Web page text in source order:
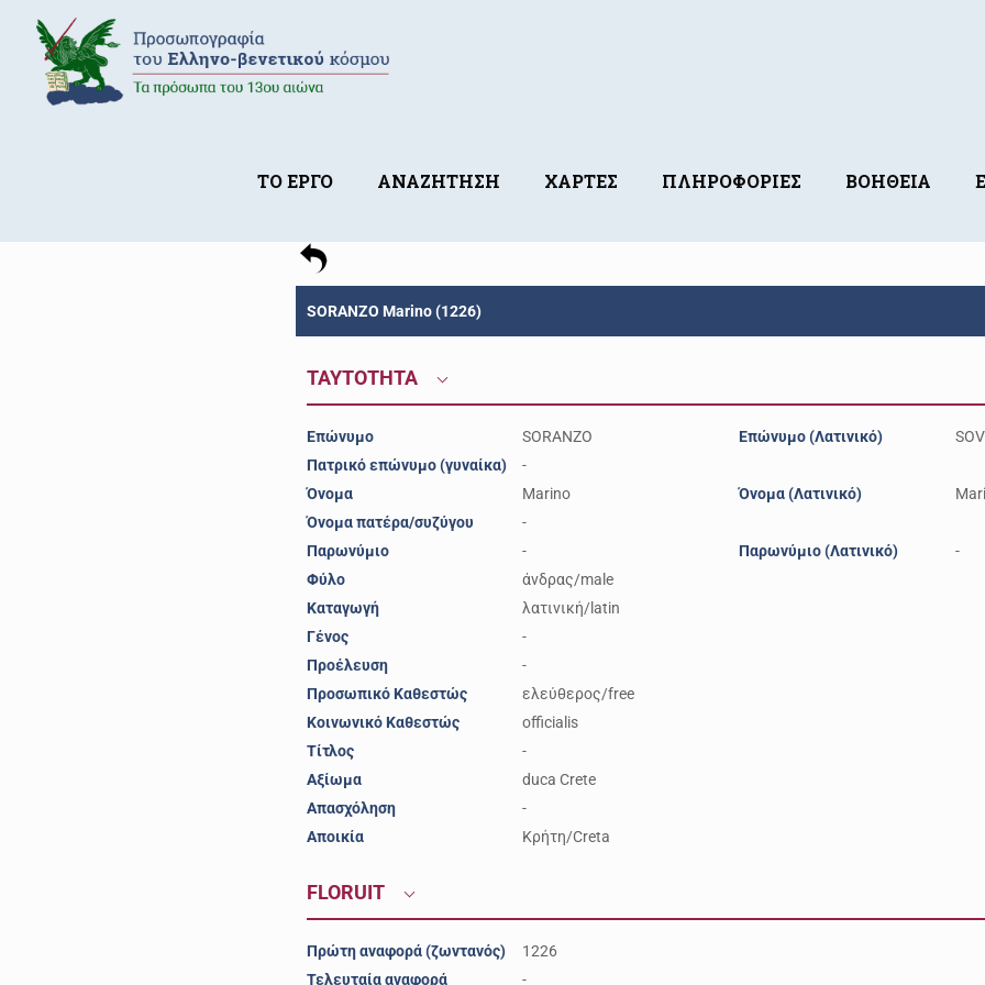
ΤΟ ΕΡΓΟ ΑΝΑΖΗΤΗΣΗ ΧΑΡΤΕΣ ΠΛΗΡΟΦΟΡΙΕΣ ΒΟΗΘΕΙΑ
SORANZO Marino (1226)
ΤΑΥΤΟΤΗΤΑ
Επώνυμο
SORANZO
Πατρικό επώνυμο (γυναίκα)
-
Όνομα
Marino
Όνομα πατέρα/συζύγου
-
Παρωνύμιο
-
Φύλο
άνδρας/male
Καταγωγή
λατινική/latin
Γένος
-
Προέλευση
-
Προσωπικό Καθεστώς
ελεύθερος/free
Κοινωνικό Καθεστώς
officialis
Τίτλος
-
Αξίωμα
duca Crete
Απασχόληση
-
Αποικία
Κρήτη/Creta
Επώνυμο (Λατινικό)
Όνομα (Λατινικό)
Παρωνύμιο (Λατινικό) -
FLORUIT
Πρώτη αναφορά (ζωντανός)
1226
Τελευταία αναφορά
-